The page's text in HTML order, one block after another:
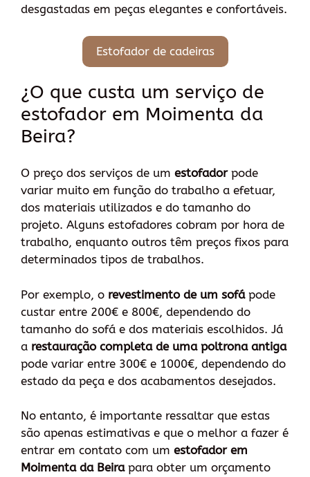
desgastadas em peças elegantes e confortáveis.
Estofador de cadeiras
¿O que custa um serviço de
estofador em Moimenta da
Beira?
O preço dos serviços de um estofadorpode
variar muito em função do trabalho a efetuar,
dos materiais utilizados e do tamanho do
projeto. Alguns estofadores cobram por hora de
trabalho, enquanto outros têm preços fixos para
determinados tipos de trabalhos.
Por exemplo, o revestimento de um sofápode
custar entre 200€ e 800€, dependendo do
tamanho do sofá e dos materiais escolhidos. Já
a restauração completa de uma poltrona antiga
pode variar entre 300€ e 1000€, dependendo do
estado da peça e dos acabamentos desejados.
No entanto, é importante ressaltar que estas
são apenas estimativas e que o melhor a fazer é
entrar em contato com um estofador em
Moimenta da Beirapara obter um orçamento